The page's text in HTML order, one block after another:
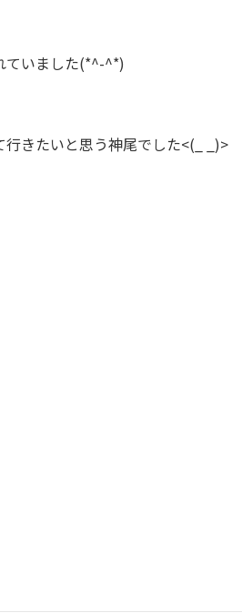
ていました(*^-^*)
きたいと思う神尾でした<(_ _)>